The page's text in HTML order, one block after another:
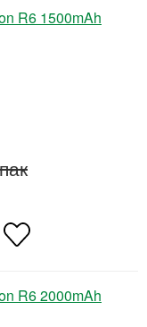
R6 1500mAh
R6 2000mAh